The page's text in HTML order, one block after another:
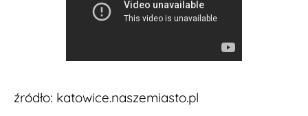
źródło: katowice.naszemiasto.pl